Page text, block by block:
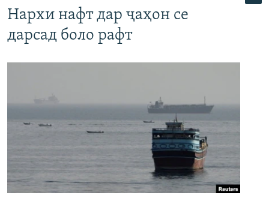
Нархи нафт дар ҷаҳон се
дарсад боло рафт